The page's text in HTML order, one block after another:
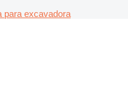
para excavadora